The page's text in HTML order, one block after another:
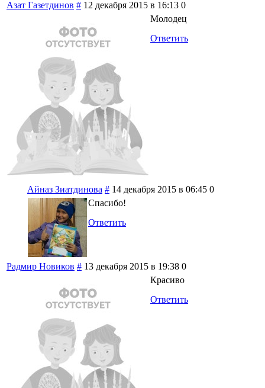
Азат Газетдинов # 12 декабря 2015 в 16:13 0
Молодец
Ответить
Айназ Зиатдинова # 14 декабря 2015 в 06:45 0
Спасибо!
Ответить
Радмир Новиков # 13 декабря 2015 в 19:38 0
Красиво
Ответить